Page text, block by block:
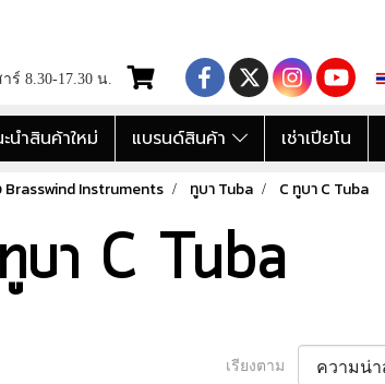
ร์ 8.30-17.30 น.
นำสินค้าใหม่ แบรนด์สินค้า เช่าเปียโน
Brasswind Instruments ทูบา Tuba C ทูบา C Tuba
บา C Tuba
เรียงตาม